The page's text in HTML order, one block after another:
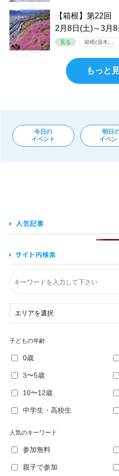
【箱根】第22回
2月8日(土)～3月
見る 箱根(湯本,…
もっと
今日の
イベント
明日
イベン
子どもの年齢
0歳
3〜5歳
10〜12歳
中学生・高校生
人気のキーワード
参加無料
親子で参加